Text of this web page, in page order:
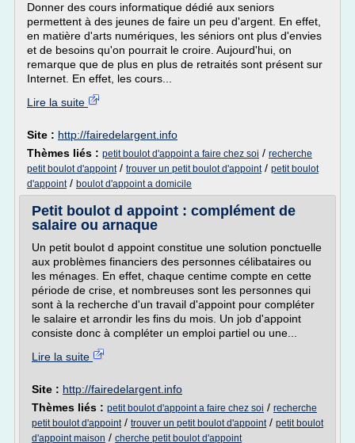
Donner des cours informatique dédié aux seniors
permettent à des jeunes de faire un peu d'argent. En effet,
en matière d'arts numériques, les séniors ont plus d'envies
et de besoins qu'on pourrait le croire. Aujourd'hui, on
remarque que de plus en plus de retraités sont présent sur
Internet. En effet, les cours...
Lire la suite
Site : http://fairedelargent.info
Thèmes liés : petit boulot d'appoint a faire chez soi / recherche
petit boulot d'appoint/ trouver un petit boulot d'appoint/ petit boulot
d'appoint/ boulot d'appoint a domicile
Petit boulot d appoint : complément de
salaire ou arnaque
Un petit boulot d appoint constitue une solution ponctuelle
aux problèmes financiers des personnes célibataires ou
les ménages. En effet, chaque centime compte en cette
période de crise, et nombreuses sont les personnes qui
sont à la recherche d'un travail d'appoint pour compléter
le salaire et arrondir les fins du mois. Un job d'appoint
consiste donc à compléter un emploi partiel ou une...
Lire la suite
Site : http://fairedelargent.info
Thèmes liés : petit boulot d'appoint a faire chez soi / recherche
petit boulot d'appoint/ trouver un petit boulot d'appoint/ petit boulot
d'appoint maison / cherche petit boulot d'appoint